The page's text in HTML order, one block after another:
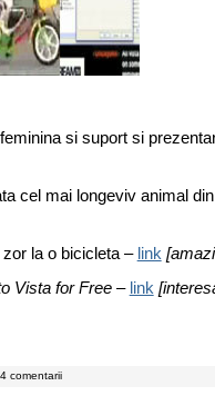
si suport si
cel mai longeviv animal
la o bicicleta – link
Vista for Free– link
comentarii